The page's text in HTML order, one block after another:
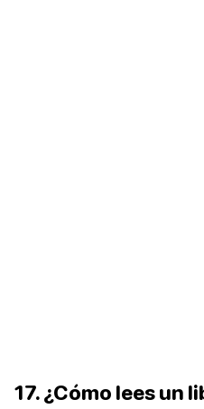
17. ¿Cómo lees un